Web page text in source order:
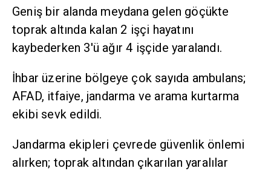
Geniş bir alanda meydana gelen göçükte
toprak altında kalan 2 işçi hayatını
kaybederken 3'ü ağır 4 işçide yaralandı.
İhbar üzerine bölgeye çok sayıda ambulans;
AFAD, itfaiye, jandarma ve arama kurtarma
ekibi sevk edildi.
Jandarma ekipleri çevrede güvenlik önlemi
alırken; toprak altından çıkarılan yaralılar